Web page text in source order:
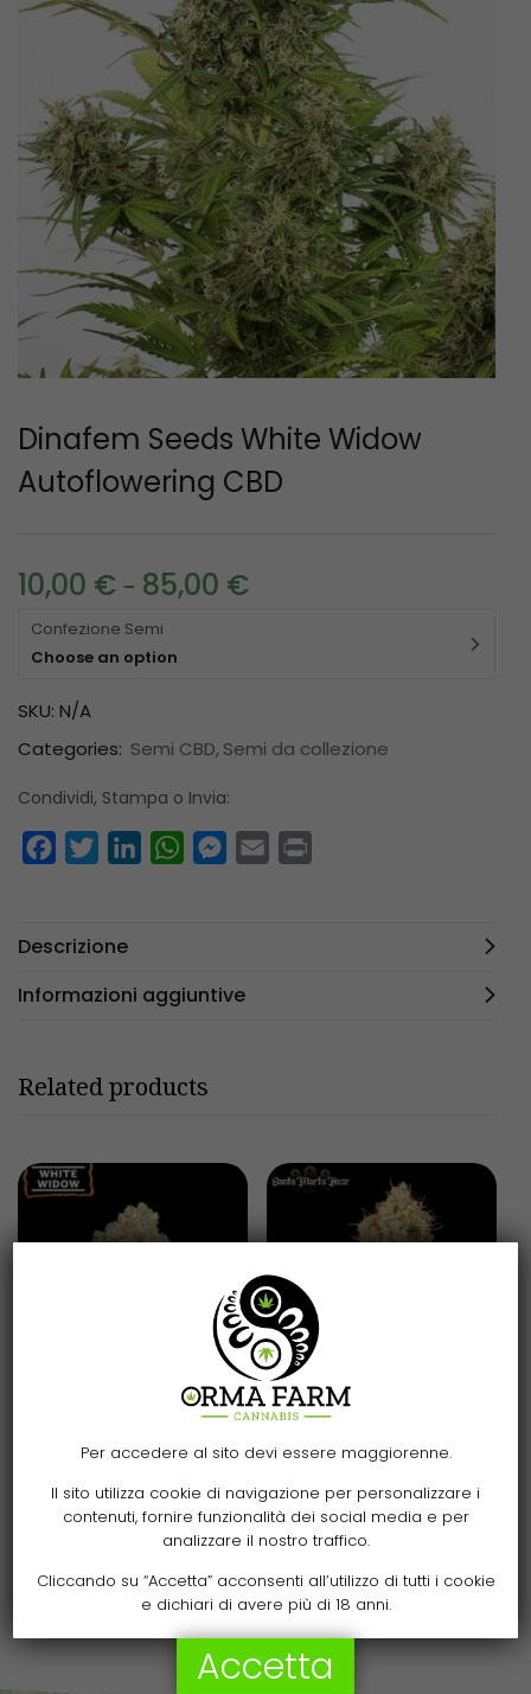
Dinafem Seeds White Widow
Autoflowering CBD
10,00 € - 85,00 €
Confezione Semi
Choose an option
SKU: N/A
Categories: Semi CBD Semi da collezione
Condividi, Stampa o Invia:
FacebookTwitterLinkedInWhatsAppMessenger
Email
Descrizione
Informazioni aggiuntive
Related products
Seeds
156,00€
Fem Seeds
13,00€
Per accedere al sito devi essere maggiorenne.
Il sito utilizza cookie di navigazione per personalizzare i
contenuti, fornire funzionalità dei social media e per
analizzare il nostro traffico.
Cliccando su “Accetta” acconsenti all’utilizzo di tutti i cookie
e dichiari di avere più di 18 anni.
Accetta